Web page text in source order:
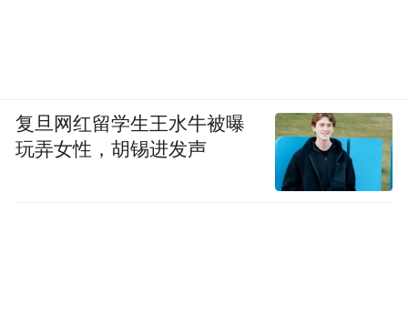
复旦网红留学生王水牛被曝
玩弄女性，胡锡进发声